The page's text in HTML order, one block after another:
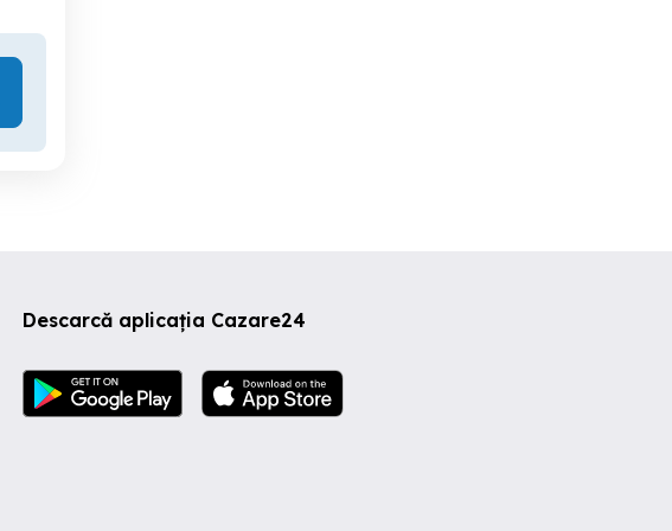
Descarcă aplicația Cazare24